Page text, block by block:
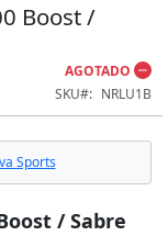
Boost /
AGOTADO
SKU
NRLU1B
Sports
/ Sabre